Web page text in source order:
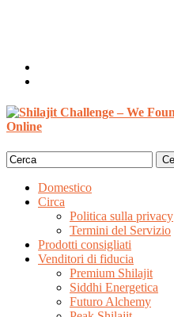
Search
for:
Domestico
Circa
Politica sulla privacy
Termini del Servizio
Prodotti consigliati
Venditori di fiducia
Premium Shilajit
Siddhi Energetica
Futuro Alchemy